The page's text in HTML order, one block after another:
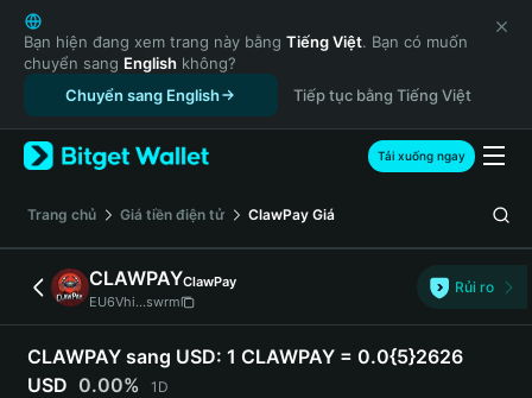
English
日本語
Tiếng Việt
Русский
Español (Latinoamérica)
Türkçe
Français
Deutsch
简体中文
繁體中文
Português (Portugal)
Bahasa Indonesia
ภาษาไทย
Bạn hiện đang xem trang này bằng Tiếng Việt. Bạn có muốn
chuyển sang English không?
Chuyển sang English
Tiếp tục bằng Tiếng Việt
Tải xuống ngay
‌Trang chủ Giá tiền điện tử ClawPay Giá
CLAWPAYClawPay
EU6Vhi...swrm
Rủi ro
CLAWPAY sang USD: 1 CLAWPAY = 0.0{5}2626
USD 0.00% 1D